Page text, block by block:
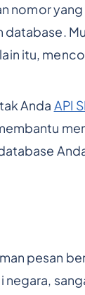
nomor yang
itu,
Anda API
pesan